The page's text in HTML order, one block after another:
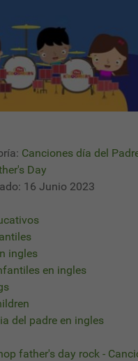
Canciones día del
Day
16 Junio 2023
ingles
en ingles
del padre en ingles
father's day rock -